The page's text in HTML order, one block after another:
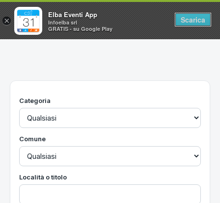
Home
Utilità
Categoria
Comune
Località o titolo
×
Elba Eventi App
Infoelba srl
GRATIS - su Google Play
Scarica